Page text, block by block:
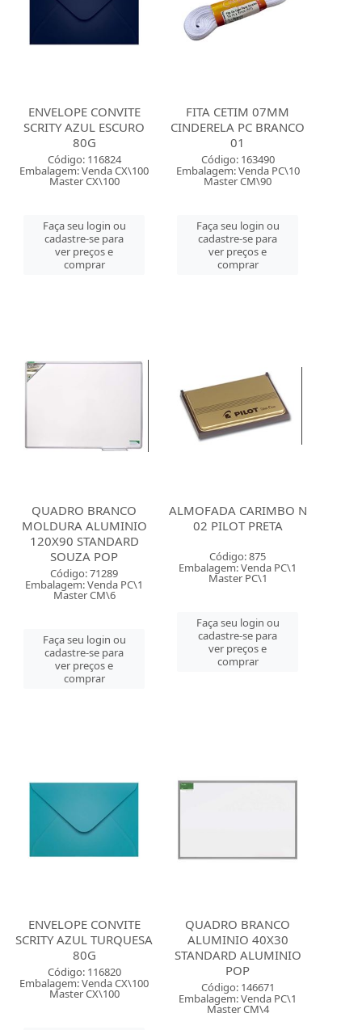
ENVELOPE CONVITE
SCRITY AZUL ESCURO
80G
Código: 116824
Embalagem: Venda CX\100
Master CX\100
Faça seu login ou
cadastre-se para
ver preços e
comprar
FITA CETIM 07MM
CINDERELA PC BRANCO
01
Código: 163490
Embalagem: Venda PC\10
Master CM\90
Faça seu login ou
cadastre-se para
ver preços e
comprar
QUADRO BRANCO
MOLDURA ALUMINIO
120X90 STANDARD
SOUZA POP
Código: 71289
Embalagem: Venda PC\1
Master CM\6
Faça seu login ou
cadastre-se para
ver preços e
comprar
ALMOFADA CARIMBO N
02 PILOT PRETA
Código: 875
Embalagem: Venda PC\1
Master PC\1
Faça seu login ou
cadastre-se para
ver preços e
comprar
ENVELOPE CONVITE
SCRITY AZUL TURQUESA
80G
Código: 116820
Embalagem: Venda CX\100
Master CX\100
QUADRO BRANCO
ALUMINIO 40X30
STANDARD ALUMINIO
POP
Código: 146671
Embalagem: Venda PC\1
Master CM\4